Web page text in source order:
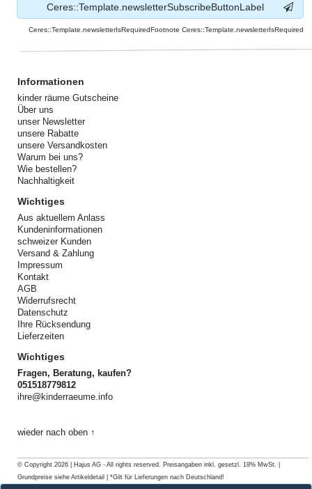
Ceres::Template.newsletterSubscribeButtonLabel
Ceres::Template.newsletterIsRequiredFootnote Ceres::Template.newsletterIsRequired
Informationen
kinder räume Gutscheine
Über uns
unser Newsletter
unsere Rabatte
unsere Versandkosten
Warum bei uns?
Wie bestellen?
Nachhaltigkeit
Wichtiges
Aus aktuellem Anlass
Kundeninformationen
schweizer Kunden
Versand & Zahlung
Impressum
Kontakt
AGB
Widerrufsrecht
Datenschutz
Ihre Rücksendung
Lieferzeiten
Wichtiges
Fragen, Beratung, kaufen?
051518779812
ihre@kinderraeume.info
wieder nach oben ↑
© Copyright 2026 | Hajus AG - All rights reserved. Preisangaben inkl. gesetzl. 19% MwSt. |
Grundpreise siehe Artikeldetail | *Gilt für Lieferungen nach Deutschland!